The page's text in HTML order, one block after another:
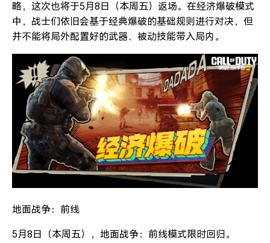
略，这次也将于5月8日（本周五）返场。在经济爆破模式
中，战士们依旧会基于经典爆破的基础规则进行对决，但
并不能将局外配置好的武器、被动技能带入局内。
地面战争：前线
5月8日（本周五），地面战争：前线模式限时回归。